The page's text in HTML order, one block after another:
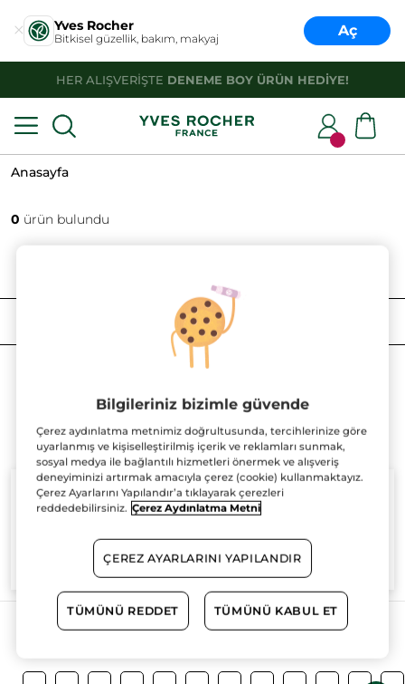
Yves Rocher
Bitkisel güzellik, bakım, makyaj Aç
HER ALIŞVERİŞTE DENEME BOY ÜRÜN HEDİYE!
Anasayfa
0 ürün bulundu
SIRALAMA
%100
aktifler
bitkisel
tarım sahası
Daha Fazlasını Keşfedin!
Bilgileriniz bizimle güvende
Çerez aydınlatma metnimiz doğrultusunda, tercihlerinize göre
uyarlanmış ve kişiselleştirilmiş içerik ve reklamları sunmak,
sosyal medya ile bağlantılı hizmetleri önermek ve alışveriş
deneyiminizi artırmak amacıyla çerez (cookie) kullanmaktayız.
Çerez Ayarlarını Yapılandır’a tıklayarak çerezleri
reddedebilirsiniz. Çerez Aydınlatma Metni
ÇEREZ AYARLARINI YAPILANDIR
TÜMÜNÜ REDDET TÜMÜNÜ KABUL ET